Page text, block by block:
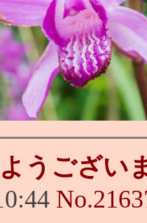
うござい
No.